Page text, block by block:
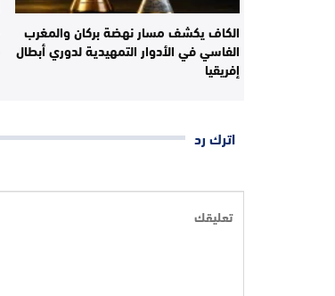
الكاف يكشف مسار نهضة بركان والمغرب
الفاسي في الأدوار التمهيدية لدوري أبطال
إفريقيا
اترك رد